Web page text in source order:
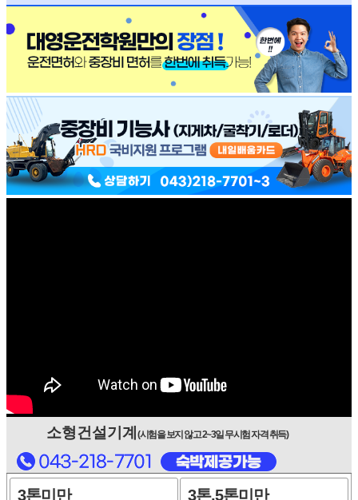
소형건설기계 (시험을 보지 않고 2~3일 무시험 자격 취득)
3톤미만
3톤,5톤미만